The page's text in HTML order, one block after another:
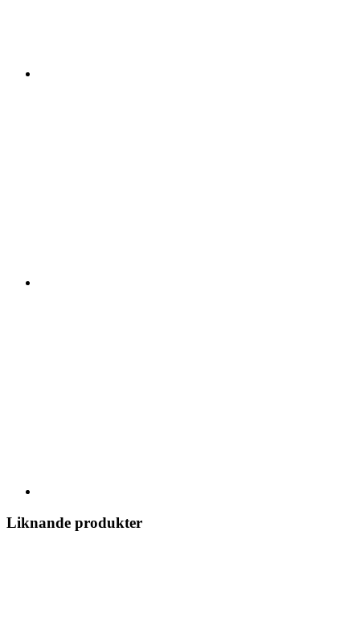
Liknande produkter